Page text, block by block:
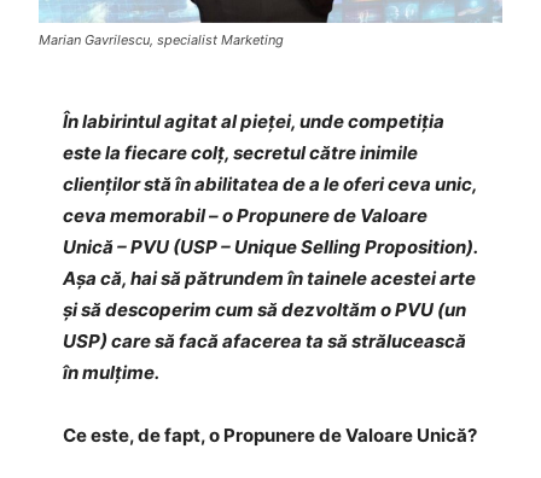
Marian Gavrilescu, specialist Marketing
În labirintul agitat al pieței, unde competiția
este la fiecare colț, secretul către inimile
clienților stă în abilitatea de a le oferi ceva unic,
ceva memorabil – o Propunere de Valoare
Unică – PVU (USP – Unique Selling Proposition).
Așa că, hai să pătrundem în tainele acestei arte
și să descoperim cum să dezvoltăm o PVU (un
USP) care să facă afacerea ta să strălucească
în mulțime.
Ce este, de fapt, o Propunere de Valoare Unică?